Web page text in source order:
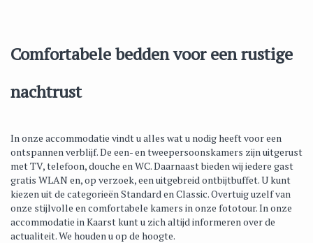
Comfortabele bedden voor een rustige
nachtrust
In onze accommodatie vindt u alles wat u nodig heeft voor een
ontspannen verblijf. De een- en tweepersoonskamers zijn uitgerust
met TV, telefoon, douche en WC. Daarnaast bieden wij iedere gast
gratis WLAN en, op verzoek, een uitgebreid ontbijtbuffet. U kunt
kiezen uit de categorieën Standard en Classic. Overtuig uzelf van
onze stijlvolle en comfortabele kamers in onze fototour. In onze
accommodatie in Kaarst kunt u zich altijd informeren over de
actualiteit. We houden u op de hoogte.